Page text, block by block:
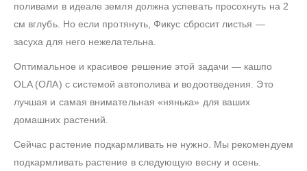
поливами в идеале земля должна успевать просохнуть на 2
см вглубь. Но если протянуть, Фикус сбросит листья —
засуха для него нежелательна.
Оптимальное и красивое решение этой задачи — кашпо
OLA (ОЛА) с системой автополива и водоотведения. Это
лучшая и самая внимательная «нянька» для ваших
домашних растений.
Сейчас растение подкармливать не нужно. Мы рекомендуем
подкармливать растение в следующую весну и осень.